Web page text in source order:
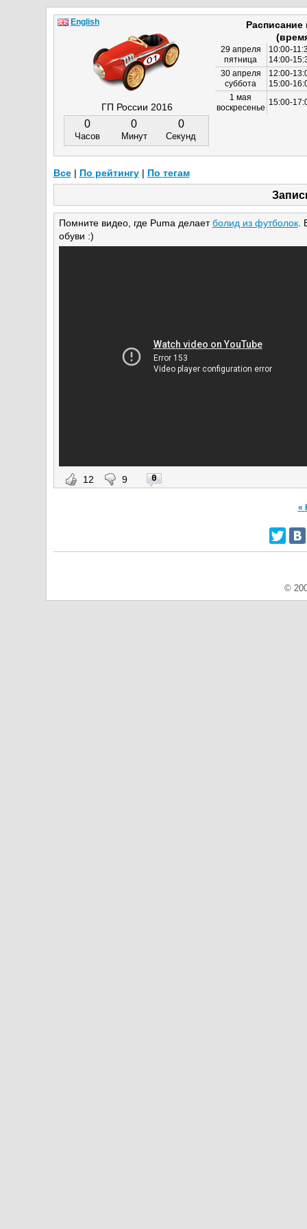
Помните видео, где Puma делаетболид из футболок.
обуви :)
12 9 0
«
ГП России 2016
0
Часов
0
Минут
0
Секунд
29 апреля
пятница
10:00-
14:00-
30 апреля
суббота
12:00-
15:00-
1 мая
воскресенье
15:00-
English
Все| По рейтингу| По тегам
©